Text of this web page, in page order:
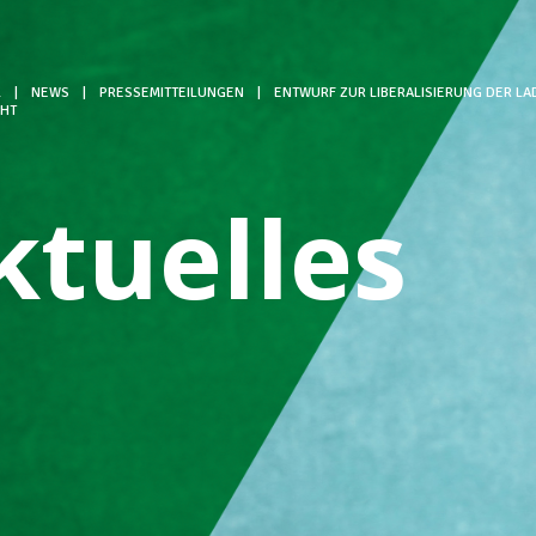
NEWS PRESSEMITTEILUNGEN
ENTWURF ZUR LIBERALISIERUNG DER